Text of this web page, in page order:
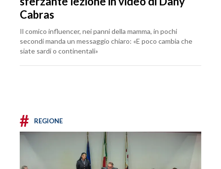
Cabras
Il comico influencer, nei panni della mamma, in pochi
secondi manda un messaggio chiaro: «E poco cambia che
siate sardi o continentali»
# REGIONE